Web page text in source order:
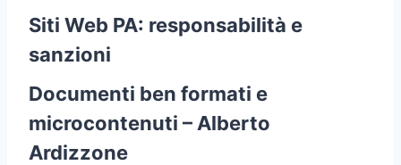
Siti Web PA: responsabilità e
sanzioni
Documenti ben formati e
microcontenuti – Alberto
Ardizzone